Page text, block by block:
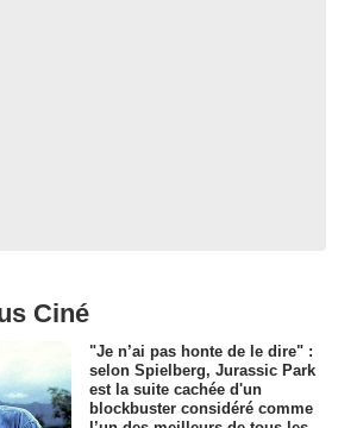
Ciné
"Je n’ai pas honte de le dire" :
selon Spielberg, Jurassic Park
est la suite cachée d'un
blockbuster considéré comme